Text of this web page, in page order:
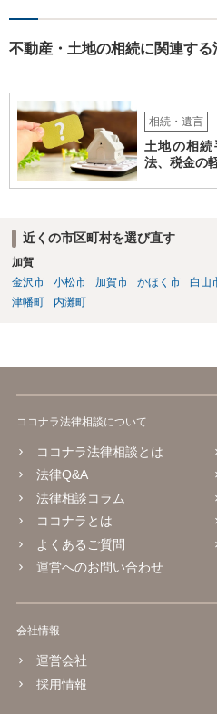
不動産・土地の相続に関連する
相続・遺言
土地の相
法、税金の
近くの市区町村を選び直す
加賀
金沢市
小松市 加賀市 かほく市 白山
津幡町
内灘町
ココナラ法律相談について
ココナラ法律相談とは
法律Q&A
法律相談コラム
ココナラとは
よくあるご質問
運営へのお問い合わせ
会社情報
運営会社
採用情報